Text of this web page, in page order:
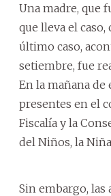
Una madre, que
que lleva el
último caso,
setiembre, fue
En la mañana de
presentes en el
Fiscalía y la
del Niños, la
Sin embargo,